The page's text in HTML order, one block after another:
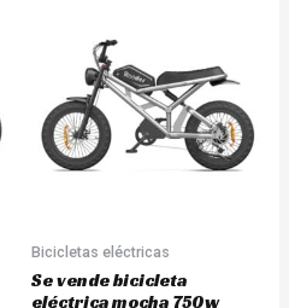
Bicicletas eléctricas
Se vende bicicleta
eléctrica mocha 750w